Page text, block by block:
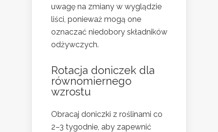
uwagę na zmiany w wyglądzie
liści, ponieważ mogą one
oznaczać niedobory składników
odżywczych.
Rotacja doniczek dla
równomiernego
wzrostu
Obracaj doniczki z roślinami co
2–3 tygodnie, aby zapewnić